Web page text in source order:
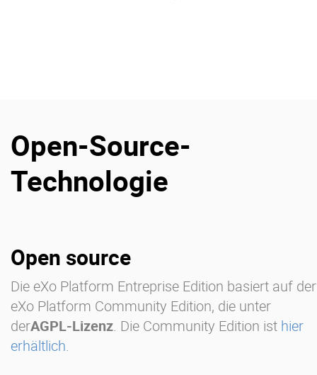
Open-Source-
Technologie
Open source
Die eXo Platform Entreprise Edition basiert auf der
eXo Platform Community Edition, die unter
derAGPL-Lizenz. Die Community Edition ist hier
erhältlich.